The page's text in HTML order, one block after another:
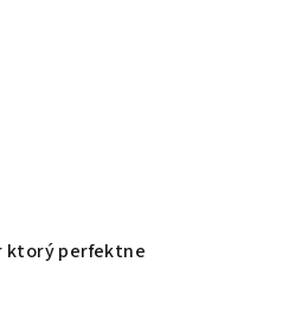
ktorý perfektne